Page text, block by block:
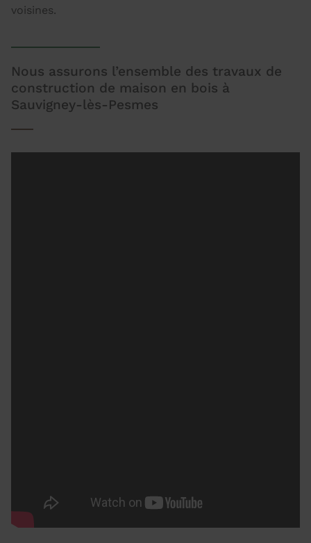
voisines.
Nous assurons l’ensemble des travaux de
construction de maison en bois à
Sauvigney-lès-Pesmes